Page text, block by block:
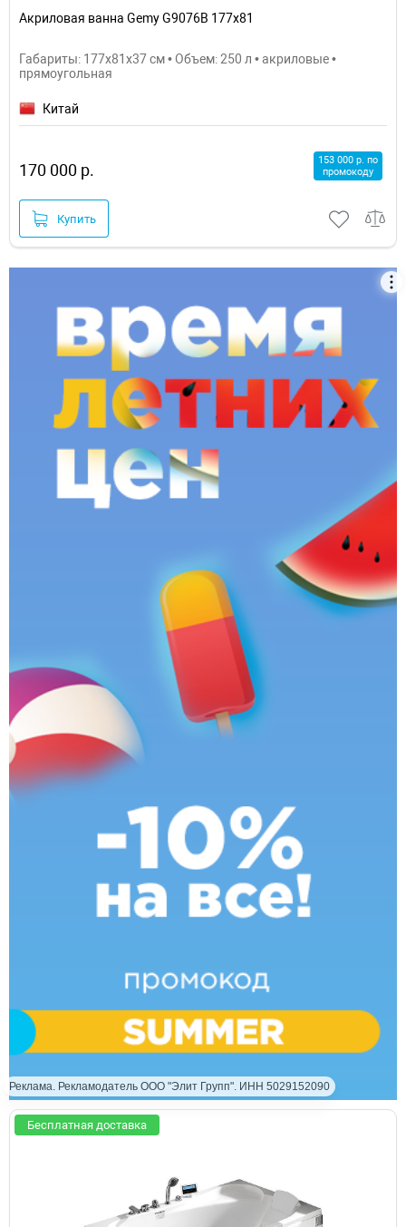
Акриловая ванна Gemy G9076B 177х81
Габариты: 177x81x37 см • Объем: 250 л • акриловые •
прямоугольная
Китай
170 000 р.
153 000 р. по
промокоду
Купить
Реклама. Рекламодатель ООО "Элит Групп". ИНН 5029152090
Бесплатная доставка